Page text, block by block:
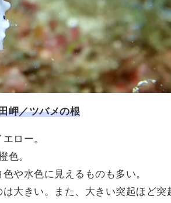
岬／ツバメの根
ロー。
色。
や水色に見えるものも多い。
大きい。また、大きい突起ほど突